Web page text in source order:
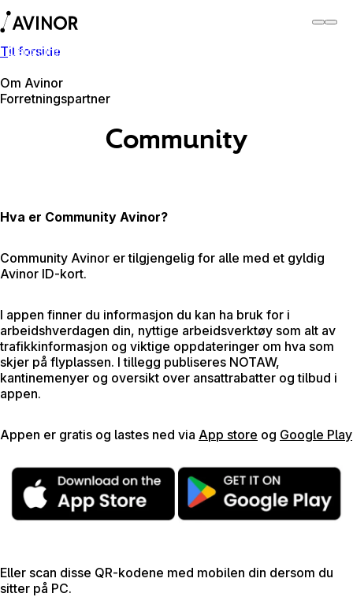
Til forside
Om Avinor
Forretningspartner
Oslo lufthavn
Community
Hva er Community Avinor?
Community Avinor er tilgjengelig for alle med et gyldig
Avinor ID-kort.
I appen finner du informasjon du kan ha bruk for i
arbeidshverdagen din, nyttige arbeidsverktøy som alt av
trafikkinformasjon og viktige oppdateringer om hva som
skjer på flyplassen. I tillegg publiseres NOTAW,
kantinemenyer og oversikt over ansattrabatter og tilbud i
appen.
Appen er gratis og lastes ned via App store og Google Play
Eller scan disse QR-kodene med mobilen din dersom du
sitter på PC.